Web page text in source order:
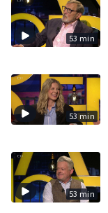
53 min
53 min
53 min